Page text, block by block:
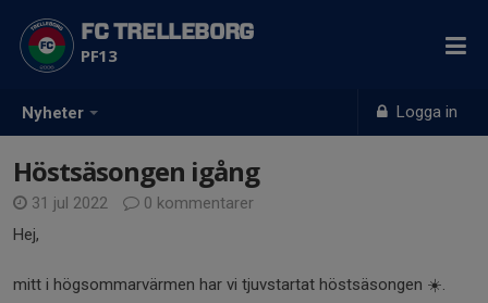
Nyheter Logga in
FC TRELLEBORG
PF13
Höstsäsongen igång
31 jul 2022
0 kommentarer
Hej,
mitt i högsommarvärmen har vi tjuvstartat höstsäsongen ☀️.